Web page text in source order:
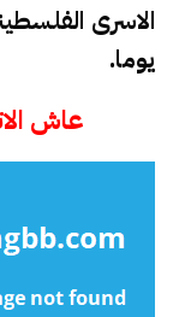
يوما.
عاش